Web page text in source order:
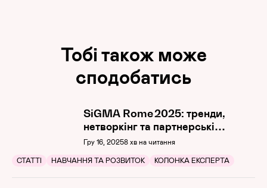
Тобі також може
сподобатись
SiGMA Rome 2025: тренди,
нетворкінг та партнерські
можливості
Гру 16, 20258 хв на читання
СТАТТІ
НАВЧАННЯ ТА РОЗВИТОК КОЛОНКА ЕКСПЕРТА